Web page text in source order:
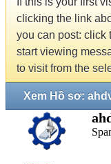
clicking the link
you can post: click
start viewing
to visit from the
Xem Hồ sơ: